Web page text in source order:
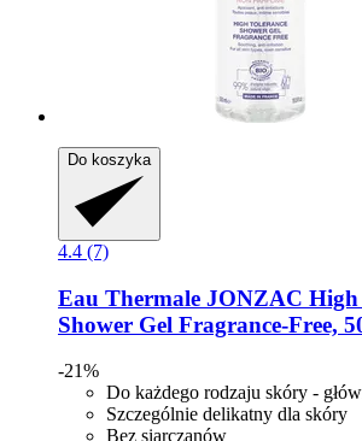
Do koszyka
4.4 (7)
Eau Thermale JONZAC High
Shower Gel Fragrance-​Free,
-21%
Do każdego rodzaju skóry -
Szczególnie delikatny dla skóry
Bez siarczanów